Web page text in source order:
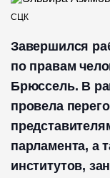
СЦК
Завершился
по правам
Брюссель. В
провела
парламента, а
институтов,